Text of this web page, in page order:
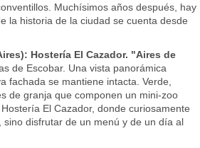
Muchísimos años después, hay
la historia de la ciudad se cuenta desde
Hostería El Cazador. "Aires de
de Escobar. Una vista panorámica
fachada se mantiene intacta. Verde,
de granja que componen un mini-zoo
El Cazador, donde curiosamente
disfrutar de un menú y de un día al